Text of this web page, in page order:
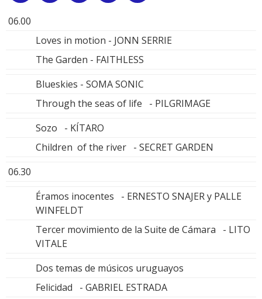
06.00
Loves in motion - JONN SERRIE
The Garden - FAITHLESS
Blueskies - SOMA SONIC
Through the seas of life - PILGRIMAGE
Sozo - KÍTARO
Children of the river - SECRET GARDEN
06.30
Éramos inocentes - ERNESTO SNAJER y PALLE
WINFELDT
Tercer movimiento de la Suite de Cámara - LITO
VITALE
Dos temas de músicos uruguayos
Felicidad - GABRIEL ESTRADA